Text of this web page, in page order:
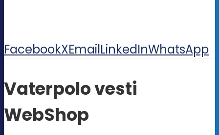
FacebookXEmailLinkedInWhatsApp
Vaterpolo vesti
WebShop